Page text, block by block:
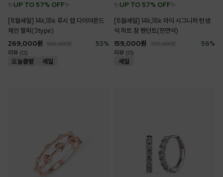
✨UP TO 57% OFF✨
[8월세일] 14k,18k 루시 랩 다이아몬드
체인 팔찌(3type)
53%
269,000원 569,000원
리뷰 (0)
✨UP TO 57% OFF✨
[8월세일] 14k,18k 마이 시그니처 탄생
석 하트 참 펜던트(천연석)
56%
159,000원 359,000원
리뷰 (0)